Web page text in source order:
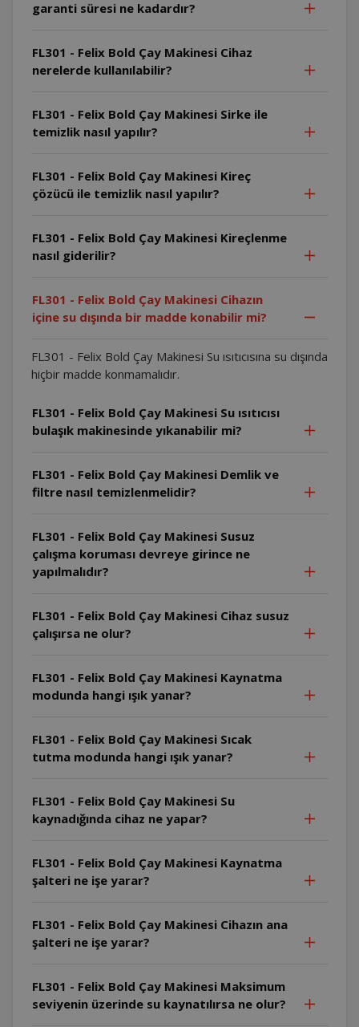
garanti süresi ne kadardır?
FL301 - Felix Bold Çay Makinesi Cihaz
nerelerde kullanılabilir?
FL301 - Felix Bold Çay Makinesi Sirke ile
temizlik nasıl yapılır?
FL301 - Felix Bold Çay Makinesi Kireç
çözücü ile temizlik nasıl yapılır?
FL301 - Felix Bold Çay Makinesi Kireçlenme
nasıl giderilir?
FL301 - Felix Bold Çay Makinesi Cihazın
içine su dışında bir madde konabilir mi?
FL301 - Felix Bold Çay Makinesi Su ısıtıcısına su dışında
hiçbir madde konmamalıdır.
FL301 - Felix Bold Çay Makinesi Su ısıtıcısı
bulaşık makinesinde yıkanabilir mi?
FL301 - Felix Bold Çay Makinesi Demlik ve
filtre nasıl temizlenmelidir?
FL301 - Felix Bold Çay Makinesi Susuz
çalışma koruması devreye girince ne
yapılmalıdır?
FL301 - Felix Bold Çay Makinesi Cihaz susuz
çalışırsa ne olur?
FL301 - Felix Bold Çay Makinesi Kaynatma
modunda hangi ışık yanar?
FL301 - Felix Bold Çay Makinesi Sıcak
tutma modunda hangi ışık yanar?
FL301 - Felix Bold Çay Makinesi Su
kaynadığında cihaz ne yapar?
FL301 - Felix Bold Çay Makinesi Kaynatma
şalteri ne işe yarar?
FL301 - Felix Bold Çay Makinesi Cihazın ana
şalteri ne işe yarar?
FL301 - Felix Bold Çay Makinesi Maksimum
seviyenin üzerinde su kaynatılırsa ne olur?